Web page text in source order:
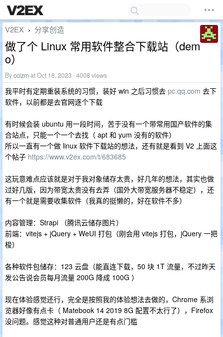
V2EX › 分享创造
做了个 Linux 常用软件整合下载站（dem
o）
Byccizmat Oct 18, 2023 · 4008 views
我平时有定期重装系统的习惯，装好 win 之后习惯去 pc.qq.com 去下
软件，以前都是去官网逐个下载
有时候会装 ubuntu 用一段时间，苦于没有一个带常用国产软件的集
合站点，只能一个一个去找（ apt 和 yum 没有的软件）
所以一直有一个做 linux 软件下载站的想法，还有就是看到 V2 上面这
个帖子 https://www.v2ex.com/t/683685
这玩意难点应该就是对于我对象储存太贵，好几年的想法，其实也做
过好几版，因为带宽太贵没有去弄（国外大带宽服务器不稳定），还
有一个就是需要收集软件（我真的挺懒的，好在软件不多）
内容管理：Strapi （腾讯云储存图片）
前端：vitejs + jQuery + WeUI 打包（刚会用 vitejs 打包，jQuery 一把
梭）
各种软件包储存：123 云盘（能直连下载，50 块 1T 流量，不过昨天
发公告说会员每月流量 200G 降成 100G ）
现在体验感觉还行，完全是按照我的体验想法去做的，Chrome 系浏
览器好像有点卡（ Matebook 14 2019 8G 配置不太行了），Firefox
没问题。感觉这种对普通用户还是有点门槛